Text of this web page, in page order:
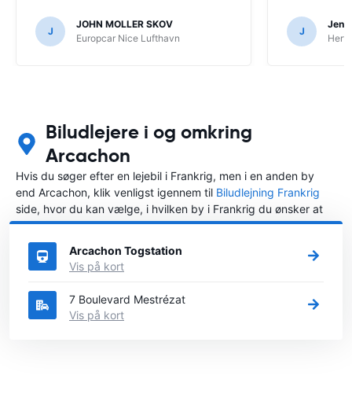
J
JOHN MOLLER SKOV
Europcar Nice Lufthavn
J
Jens
Biludlejere i og omkring
Arcachon
Hvis du søger efter en lejebil i Frankrig, men i en anden by
end Arcachon, klik venligst igennem til Biludlejning Frankrig
side, hvor du kan vælge, i hvilken by i Frankrig du ønsker at
leje en bil.
Arcachon Togstation
Vis på kort
7 Boulevard Mestrézat
Vis på kort